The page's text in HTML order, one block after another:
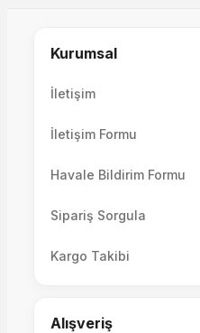
Soho Koltuk Takımı (4+3+1+1)
Kurumsal
İletişim
İletişim Formu
Havale Bildirim Formu
Sipariş Sorgula
Kargo Takibi
Alışveriş